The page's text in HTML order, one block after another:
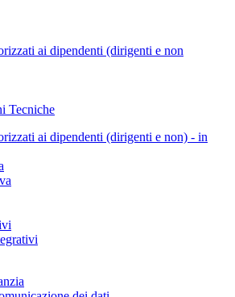
ai dipendenti (dirigenti e non
Tecniche
ai dipendenti (dirigenti e non) - in